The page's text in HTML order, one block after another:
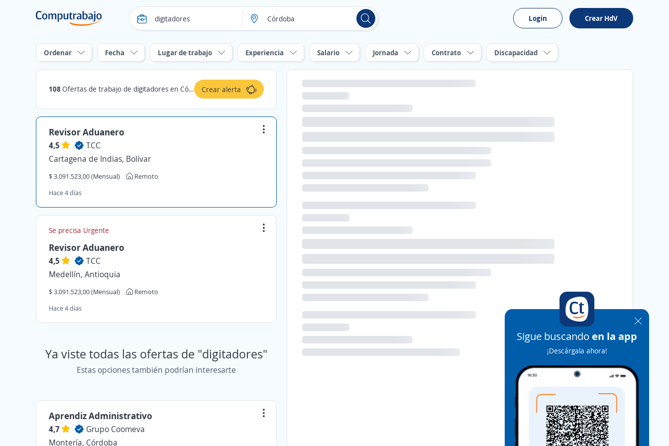
Login Crear HdV
Ordenar Fecha Lugar de trabajo Experiencia Salario Jornada Contrato Discapacidad
108 Ofertas de trabajo de digitadores en Córdoba Crear alerta
Revisor Aduanero
4,5
TCC
Cartagena de Indias, Bolívar
$ 3.091.523,00 (Mensual)
Remoto
Hace 4 días
Se precisa Urgente
Revisor Aduanero
4,5
TCC
Medellín, Antioquia
$ 3.091.523,00 (Mensual)
Remoto
Hace 4 días
Ya viste todas las ofertas de "digitadores"
Estas opciones también podrían interesarte
Aprendiz Administrativo
4,7
Grupo Coomeva
Montería, Córdoba
Sigue buscando en la app
¡Descárgala ahora!